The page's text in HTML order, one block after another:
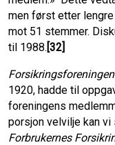
men først etter
mot 51 stemmer.
til 1988. [32]
1920, hadde til
foreningens
porsjon velvilje kan
Forbrukernes